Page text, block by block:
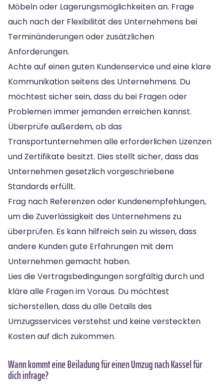
Möbeln oder Lagerungsmöglichkeiten an. Frage
auch nach der Flexibilität des Unternehmens bei
Terminänderungen oder zusätzlichen
Anforderungen.
Achte auf einen guten Kundenservice und eine klare
Kommunikation seitens des Unternehmens. Du
möchtest sicher sein, dass du bei Fragen oder
Problemen immer jemanden erreichen kannst.
Überprüfe außerdem, ob das
Transportunternehmen alle erforderlichen Lizenzen
und Zertifikate besitzt. Dies stellt sicher, dass das
Unternehmen gesetzlich vorgeschriebene
Standards erfüllt.
Frag nach Referenzen oder Kundenempfehlungen,
um die Zuverlässigkeit des Unternehmens zu
überprüfen. Es kann hilfreich sein zu wissen, dass
andere Kunden gute Erfahrungen mit dem
Unternehmen gemacht haben.
Lies die Vertragsbedingungen sorgfältig durch und
kläre alle Fragen im Voraus. Du möchtest
sicherstellen, dass du alle Details des
Umzugsservices verstehst und keine versteckten
Kosten auf dich zukommen.
Wann kommt eine Beiladung für einen Umzug nach Kassel für
dich infrage?